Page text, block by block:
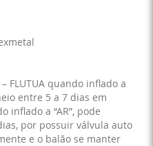
FLUTUA quando inflado a
entre 5 a 7 dias em
inflado a “AR”, pode
por possuir válvula auto
e o balão se manter